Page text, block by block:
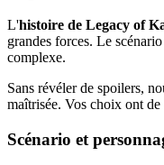
L'histoire de Legacy of
grandes forces. Le
complexe.
Sans révéler de spoilers,
maîtrisée. Vos choix ont de
Scénario et